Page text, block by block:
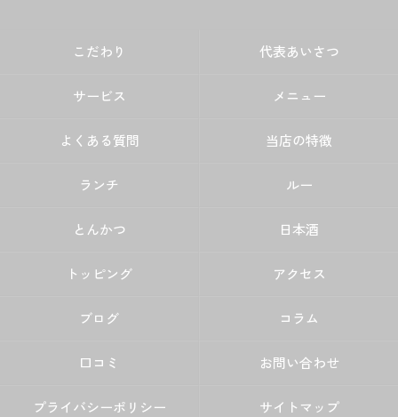
こだわり 代表あいさつ
サービス メニュー
よくある質問 当店の特徴
ランチ ルー
とんかつ 日本酒
トッピング アクセス
ブログ コラム
口コミ お問い合わせ
プライバシーポリシー サイトマップ